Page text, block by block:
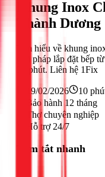
Khung Inox
Thành
Tìm hiểu về khung
giải pháp lắp đặt bếp
30 phút. Liên hệ 1Fix
19/02/2026 10
Bảo hành 12 tháng
Thợ chuyên nghiệp
Hỗ trợ 24/7
Tóm tắt nhanh